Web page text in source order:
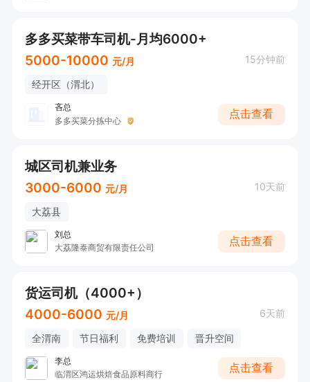
多多买菜带车司机-月均6000+
5000-10000 元/月 15分钟前
经开区（渭北）
吝总
多多买菜分拣中心
点击查看
城区司机兼业务
3000-6000 元/月 10天前
大荔县
刘总
大荔隆泰商贸有限责任公司
点击查看
货运司机（4000+）
4000-6000 元/月 6天前
全渭南 节日福利 免费培训 晋升空间
李总
临渭区鸿运烘焙食品原料商行
点击查看